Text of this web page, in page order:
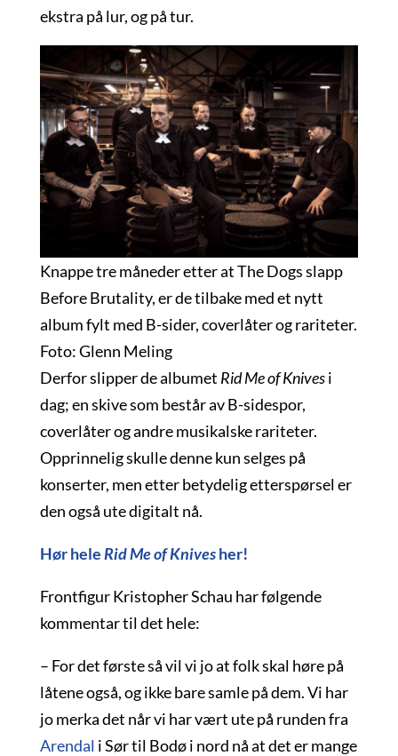
ekstra på lur, og på tur.
Knappe tre måneder etter at The Dogs slapp
Before Brutality, er de tilbake med et nytt
album fylt med B-sider, coverlåter og rariteter.
Foto: Glenn Meling
Derfor slipper de albumet Rid Me of Knivesi
dag; en skive som består av B-sidespor,
coverlåter og andre musikalske rariteter.
Opprinnelig skulle denne kun selges på
konserter, men etter betydelig etterspørsel er
den også ute digitalt nå.
Hør heleRid Me of Knivesher!
Frontfigur Kristopher Schau har følgende
kommentar til det hele:
– For det første så vil vi jo at folk skal høre på
låtene også, og ikke bare samle på dem. Vi har
jo merka det når vi har vært ute på runden fra
Arendal i Sør til Bodø i nord nå at det er mange